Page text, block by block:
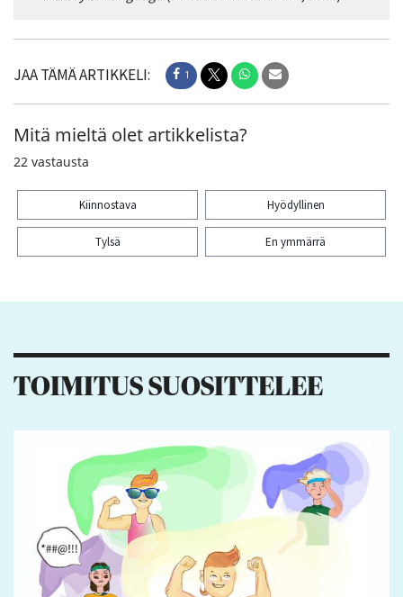
JAA TÄMÄ ARTIKKELI: 1
Mitä mieltä olet artikkelista?
22 vastausta
Kiinnostava Hyödyllinen
Tylsä En ymmärrä
TOIMITUS SUOSITTELEE